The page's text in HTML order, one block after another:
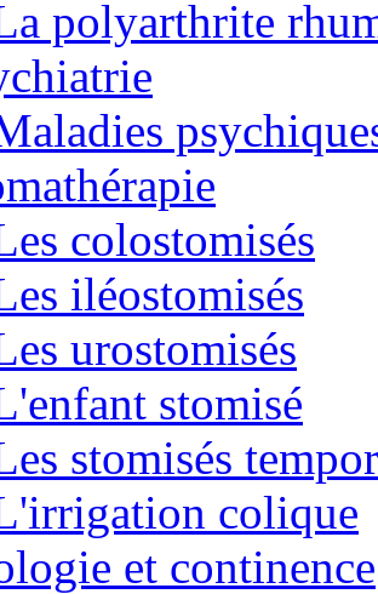
polyarthrite
colostomisés
iléostomisés
urostomisés
stomisé
stomisés
colique
et continence